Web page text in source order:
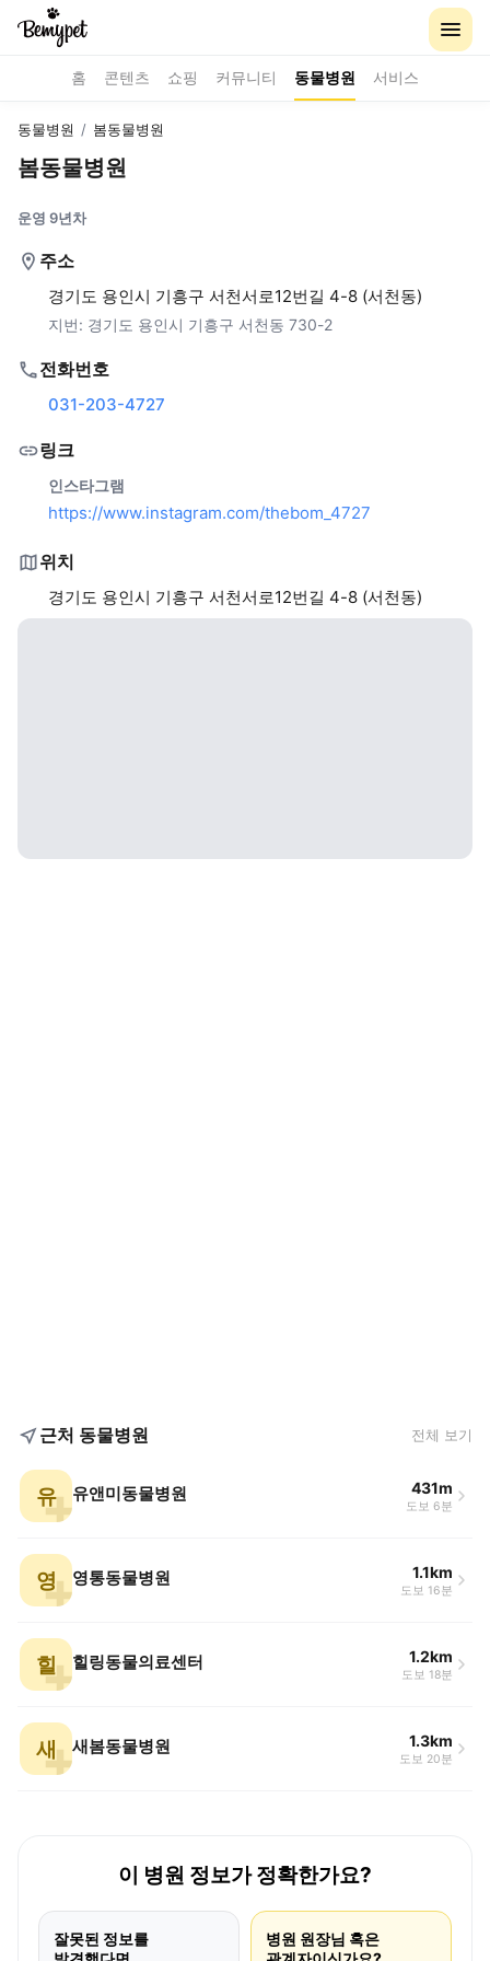
홈 콘텐츠 쇼핑 커뮤니티 동물병원 서비스
동물병원 / 봄동물병원
봄동물병원
운영 9년차
주소
경기도 용인시 기흥구 서천서로12번길 4-8 (서천동)
지번: 경기도 용인시 기흥구 서천동 730-2
전화번호
031-203-4727
링크
인스타그램
https://www.instagram.com/thebom_4727
위치
경기도 용인시 기흥구 서천서로12번길 4-8 (서천동)
근처 동물병원 전체 보기
유 유앤미동물병원 431m
도보 6분
영 영통동물병원 1.1km
도보 16분
힐 힐링동물의료센터 1.2km
도보 18분
새 새봄동물병원 1.3km
도보 20분
이 병원 정보가 정확한가요?
잘못된 정보를
병원 원장님 혹은